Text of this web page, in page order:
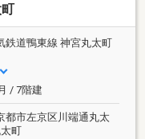
鉄道鴨東線 神宮丸太町
/ 7階建
都市左京区川端通丸太
町